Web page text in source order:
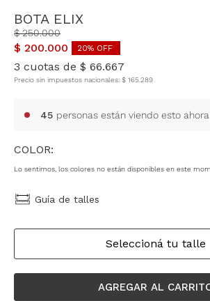
BOTA ELIX
$ 250.000
$ 200.000 20% OFF
3 cuotas de $ 66.667
Precio sin impuestos nacionales: $ 165 289
45 personas están viendo esto ahora
COLOR:
Lo sentimos, los colores no están disponibles en este
Guía de talles
Seleccioná tu talle
AGREGAR AL